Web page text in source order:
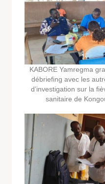
KABORE Yamregma
débriefing avec les
d’investigation sur la
sanitaire de